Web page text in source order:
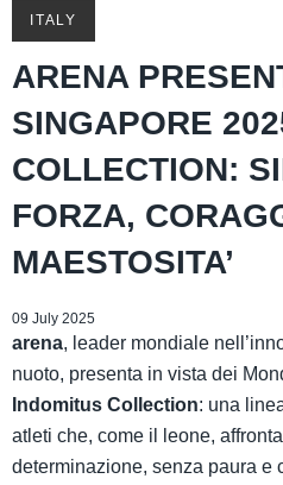
ITALY
ARENA
SINGAPORE
COLLECTION:
FORZA,
MAESTOSITA’
09 July 2025
arena, leader mondiale
nuoto, presenta in vista dei
Indomitus Collection: una
atleti che, come il leone,
determinazione, senza paura e